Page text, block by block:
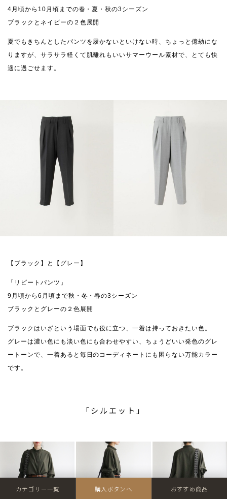
4月頃から10月頃までの春・夏・秋の3シーズン
ブラックとネイビーの２色展開
夏でもきちんとしたパンツを履かないといけない時、ちょっと億劫にな
りますが、サラサラ軽くて肌離れもいいサマーウール素材で、とても快
適に過ごせます。
【ブラック】と【グレー】
「リピートパンツ」
9月頃から6月頃まで秋・冬・春の3シーズン
ブラックとグレーの２色展開
ブラックはいざという場面でも役に立つ、一着は持っておきたい色。
グレーは濃い色にも淡い色にも合わせやすい、ちょうどいい発色のグレ
ートーンで、一着あると毎日のコーディネートにも困らない万能カラー
です。
「シルエット」
カテゴリー一覧 購入ボタンへ おすすめ商品